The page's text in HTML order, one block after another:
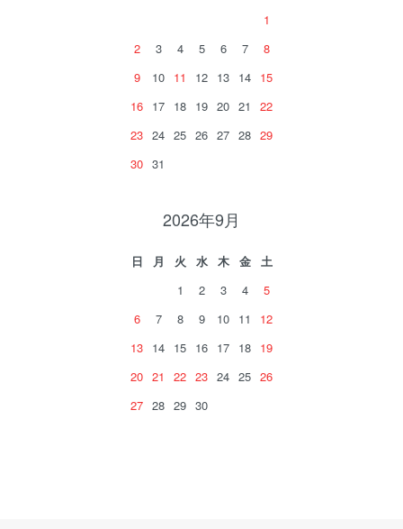
1
2
3 4 5 6 7
8
9
10 11 12 13 14 15
16 17 18 19 20 21
22
23 24 25 26 27 28 29
30 31
2026年9月
日 月 火 水 木 金
土
1
2 3 4
5
6
7 8 9 10 11
12
13 14 15 16 17 18 19
20 21 22 23 24 25 26
27 28 29 30